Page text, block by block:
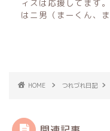
ィスは応援してます
はニ男（まーくん、
HOME つれづれ日記